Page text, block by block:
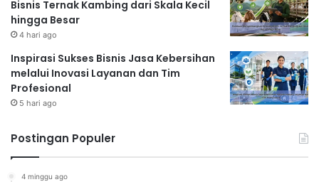
Bisnis Ternak Kambing dari Skala Kecil
hingga Besar
4 hari ago
Inspirasi Sukses Bisnis Jasa Kebersihan
melalui Inovasi Layanan dan Tim
Profesional
5 hari ago
Postingan Populer
4 minggu ago